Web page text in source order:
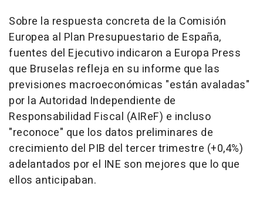
Sobre la respuesta concreta de la Comisión
Europea al Plan Presupuestario de España,
fuentes del Ejecutivo indicaron a Europa Press
que Bruselas refleja en su informe que las
previsiones macroeconómicas "están avaladas"
por la Autoridad Independiente de
Responsabilidad Fiscal (AIReF) e incluso
"reconoce" que los datos preliminares de
crecimiento del PIB del tercer trimestre (+0,4%)
adelantados por el INE son mejores que lo que
ellos anticipaban.